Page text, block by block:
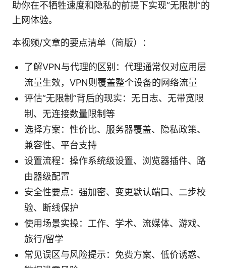
助你在不牺牲速度和隐私的前提下实现“无限制”的
上网体验。
本视频/文章的要点清单（简版）：
了解VPN与代理的区别：代理通常仅对应用层
流量生效，VPN则覆盖整个设备的网络流量
评估“无限制”背后的现实：无日志、无带宽限
制、无连接数量限制等
选择方案：性价比、服务器覆盖、隐私政策、
兼容性、平台支持
设置流程：操作系统级设置、浏览器插件、路
由器级配置
安全性要点：强加密、变更默认端口、二步校
验、断线保护
使用场景实操：工作、学术、流媒体、游戏、
旅行/留学
常见误区与风险提示：免费方案、低价诱惑、